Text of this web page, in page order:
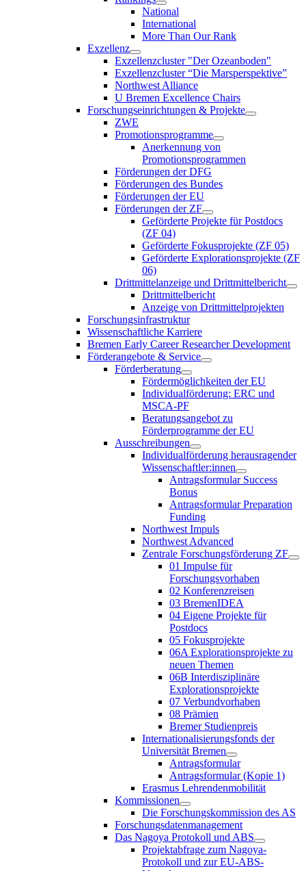
National
International
More Than Our Rank
Exzellenz
Exzellenzcluster "Der Ozeanboden"
Exzellenzcluster “Die Marsperspektive”
Northwest Alliance
U Bremen Excellence Chairs
Forschungseinrichtungen & Projekte
ZWE
Promotionsprogramme
Anerkennung von
Promotionsprogrammen
Förderungen der DFG
Förderungen des Bundes
Förderungen der EU
Förderungen der ZF
Geförderte Projekte für Postdocs
(ZF 04)
Geförderte Fokusprojekte (ZF 05)
Geförderte Explorationsprojekte (ZF
06)
Drittmittelanzeige und Drittmittelbericht
Drittmittelbericht
Anzeige von Drittmittelprojekten
Forschungsinfrastruktur
Wissenschaftliche Karriere
Bremen Early Career Researcher Development
Förderangebote & Service
Förderberatung
Fördermöglichkeiten der EU
Individualförderung: ERC und
MSCA-PF
Beratungsangebot zu
Förderprogramme der EU
Ausschreibungen
Individualförderung herausragender
Wissenschaftler:innen
Antragsformular Success
Bonus
Antragsformular Preparation
Funding
Northwest Impuls
Northwest Advanced
Zentrale Forschungsförderung ZF
01 Impulse für
Forschungsvorhaben
02 Konferenzreisen
03 BremenIDEA
04 Eigene Projekte für
Postdocs
05 Fokusprojekte
06A Explorationsprojekte zu
neuen Themen
06B Interdisziplinäre
Explorationsprojekte
07 Verbundvorhaben
08 Prämien
Bremer Studienpreis
Internationalisierungsfonds der
Universität Bremen
Antragsformular
Antragsformular (Kopie 1)
Erasmus Lehrendenmobilität
Kommissionen
Die Forschungskommission des AS
Forschungsdatenmanagement
Das Nagoya Protokoll und ABS
Projektabfrage zum Nagoya-
Protokoll und zur EU-ABS-